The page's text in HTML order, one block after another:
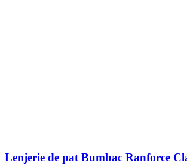
Lenjerie de pat Bumbac Ranforce